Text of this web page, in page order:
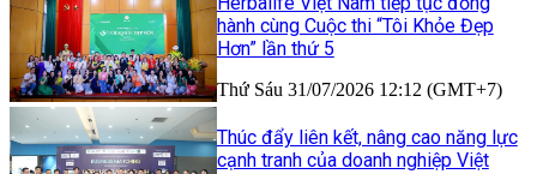
hành cùng Cuộc thi “Tôi Khỏe Đẹp
Hơn” lần thứ 5
Thứ Sáu 31/07/2026 12:12 (GMT+7)
Thúc đẩy liên kết, nâng cao năng lực
cạnh tranh của doanh nghiệp Việt